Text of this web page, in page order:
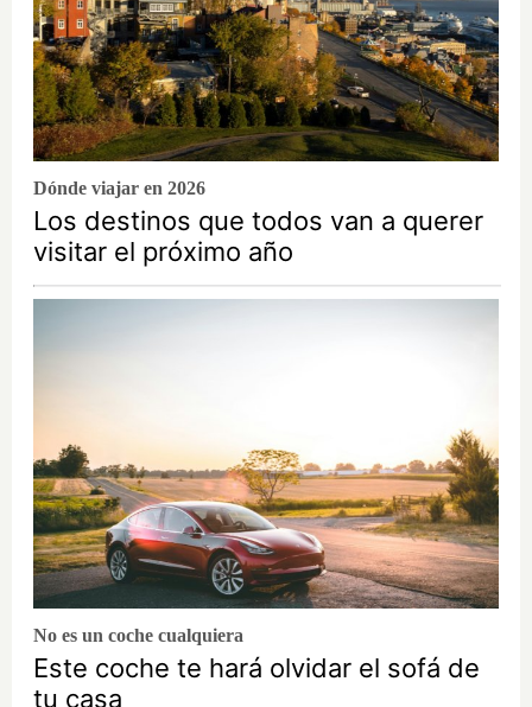
Dónde viajar en 2026
Los destinos que todos van a querer
visitar el próximo año
No es un coche cualquiera
Este coche te hará olvidar el sofá de
tu casa